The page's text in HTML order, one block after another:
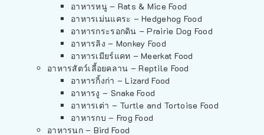
อาหารหนู – Rats & Mice Food
อาหารเม่นแคระ – Hedgehog Food
อาหารกระรอกดิน – Prairie Dog Food
อาหารลิง – Monkey Food
อาหารเมียร์แคท – Meerkat Food
อาหารสัตว์เลี้อยคลาน – Reptile Food
อาหารกิ้งก่า – Lizard Food
อาหารงู – Snake Food
อาหารเต่า – Turtle and Tortoise Food
อาหารกบ – Frog Food
อาหารนก – Bird Food